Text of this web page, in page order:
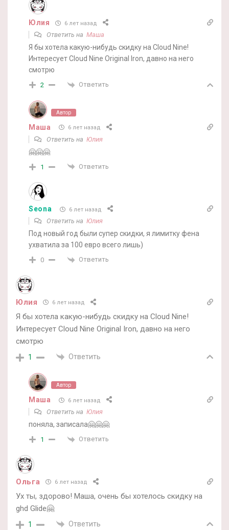
Юлия 6 лет назад
Ответить на Маша
Я бы хотела какую-нибудь скидку на Cloud Nine!
Интересует Cloud Nine Original Iron, давно на него
смотрю
2 Ответить
Автор
Маша 6 лет назад
Ответить на Юлия
🤗🤗🤗
1 Ответить
Seona 6 лет назад
Ответить на Юлия
Под новый год были супер скидки, я лимитку фена
ухватила за 100 евро всего лишь)
0 Ответить
Юлия 6 лет назад
Я бы хотела какую-нибудь скидку на Cloud Nine!
Интересует Cloud Nine Original Iron, давно на него
смотрю
1 Ответить
Автор
Маша 6 лет назад
Ответить на Юлия
поняла, записала🤗🤗🤗
1 Ответить
Ольга 6 лет назад
Ух ты, здорово! Маша, очень бы хотелось скидку на
ghd Glide🤗
1 Ответить